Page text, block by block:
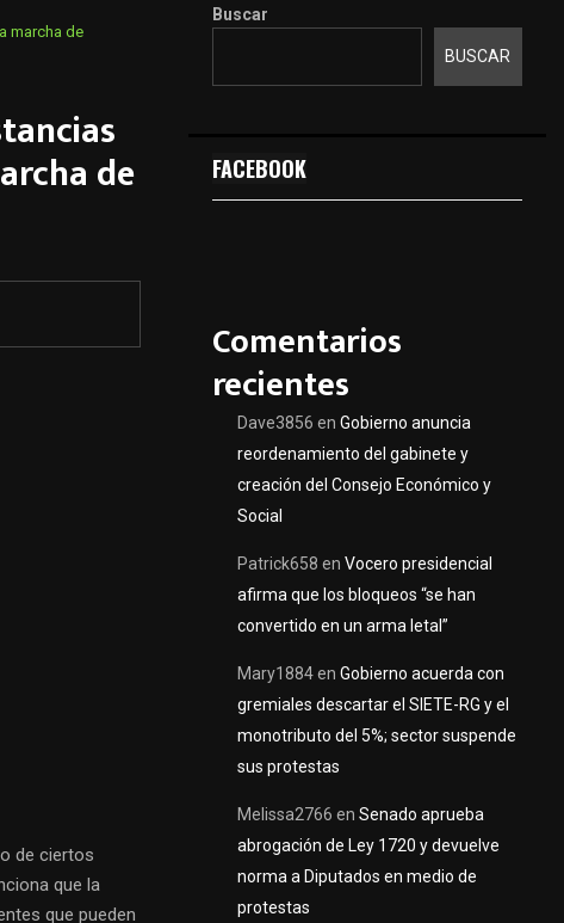
marcha de
de
de ciertos
que la
que pueden
Buscar
BUSCAR
FACEBOOK
Comentarios
recientes
Dave3856 en Gobierno anuncia
reordenamiento del gabinete y
creación del Consejo Económico y
Social
Patrick658 en Vocero presidencial
afirma que los bloqueos “se han
convertido en un arma letal”
Mary1884en Gobierno acuerda con
gremiales descartar el SIETE-RG y el
monotributo del 5%; sector suspende
sus protestas
Melissa2766 en Senado aprueba
abrogación de Ley 1720 y devuelve
norma a Diputados en medio de
protestas